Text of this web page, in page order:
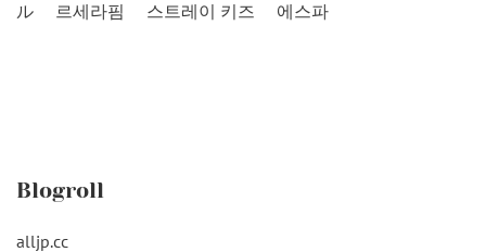
ル
르세라핌 스트레이 키즈 에스파
Blogroll
alljp.cc